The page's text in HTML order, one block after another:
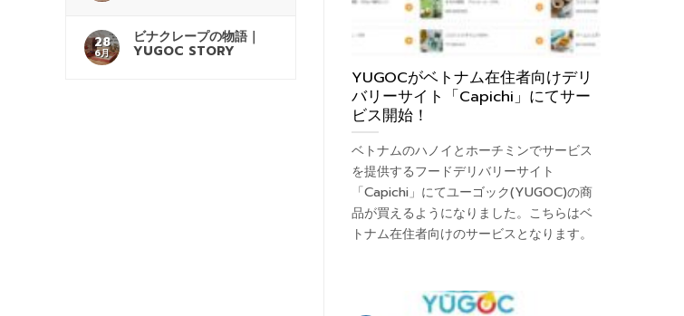
28
6月
ビナクレープの物語｜
YUGOC STORY
YUGOCがベトナム在住者向けデリ
バリーサイト「Capichi」にてサー
ビス開始！
ベトナムのハノイとホーチミンでサービス
を提供するフードデリバリーサイト
「Capichi」にてユーゴック(YUGOC)の商
品が買えるようになりました。こちらはベ
トナム在住者向けのサービスとなります。